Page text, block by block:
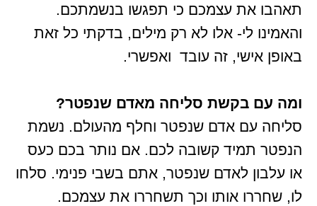
תאהבו את עצמכם כי תפגשו בנשמתכם.
והאמינו לי- אלו לא רק מילים, בדקתי כל זאת
באופן אישי, זה עובד ואפשרי.
ומה עם בקשת סליחה מאדם שנפטר?
סליחה עם אדם שנפטר וחלף מהעולם. נשמת
הנפטר תמיד קשובה לכם. אם נותר בכם כעס
או עלבון לאדם שנפטר, אתם בשבי פנימי. סלחו
לו, שחררו אותו וכך תשחררו את עצמכם.